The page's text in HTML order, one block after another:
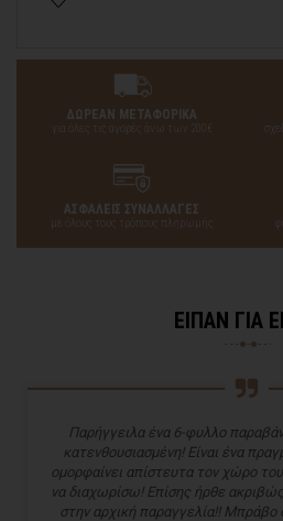
ΔΩΡΕΑΝ ΜΕΤΑΦΟΡΙΚΑ
για όλες τις αγορές άνω των 200€
ΑΣΦΑΛΕΙΣ ΣΥΝΑΛΛΑΓΕΣ
με όλους τους τρόπους πληρωμής
ΕΙΠΑΝ ΓΙΑ
Παρήγγειλα ένα 6-φυλλο
κατενθουσιασμένη! Είναι ένα
ομορφαίνει απίστευτα τον χώρο
να διαχωρίσω! Επίσης ήρθε
στην αρχική παραγγελία!! Μπράβο